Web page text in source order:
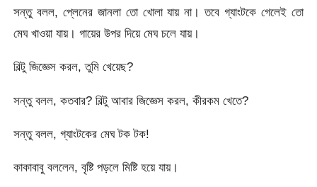
সন্তু বলল, প্লেনের জানলা তো খোলা যায় না। তবে গ্যাংটকে গেলেই তো
মেঘ খাওয়া যায়। গায়ের উপর দিয়ে মেঘ চলে যায়।
বিল্টু জিজ্ঞেস করল, তুমি খেয়েছ?
সন্তু বলল, কতবার? বিল্টু আবার জিজ্ঞেস করল, কীরকম খেতে?
সন্তু বলল, গ্যাংটকের মেঘ টক টক!
কাকাবাবু বললেন, বৃষ্টি পড়লে মিষ্টি হয়ে যায়।